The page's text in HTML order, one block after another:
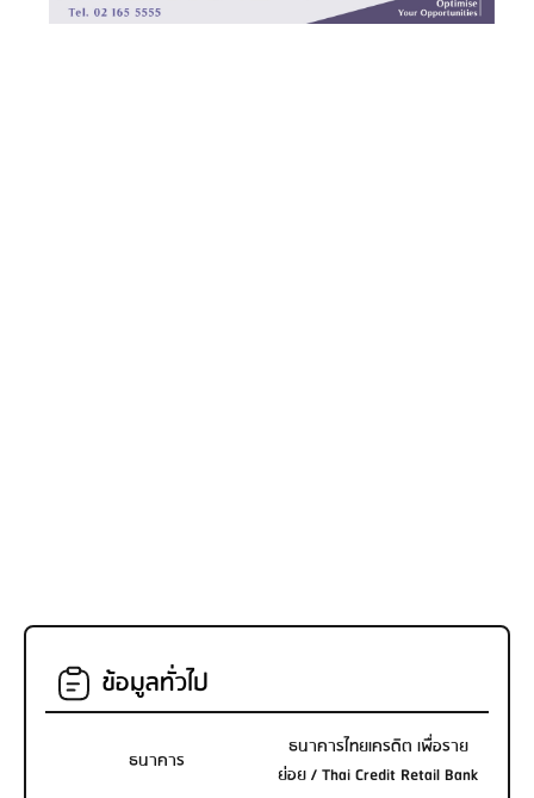
ข้อมูลทั่วไป
ธนาคาร
ธนาคารไทยเครดิต เพื่อราย
ย่อย / Thai Credit Retail Bank